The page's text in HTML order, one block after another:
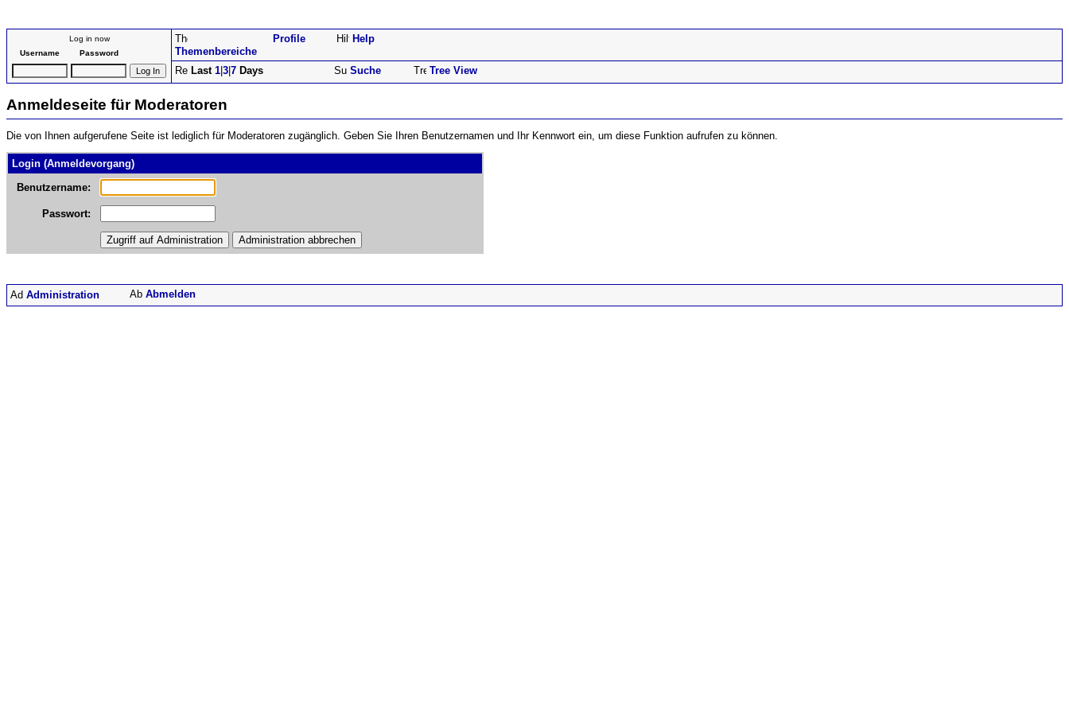
Log in now
Username
Password Themenbereiche
Profile Help
Last 1 3 7 Days Suche Tree View
Anmeldeseite für Moderatoren
Die von Ihnen aufgerufene Seite ist lediglich für Moderatoren zugänglich. Geben Sie Ihren Benutzernamen und Ihr Kennwort ein, um diese Funktion aufrufen zu können.
Login (Anmeldevorgang)
Benutzername:
Passwort:
Administration Abmelden